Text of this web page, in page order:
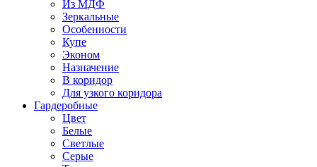
Из МДФ
Зеркальные
Особенности
Купе
Эконом
Назначение
В коридор
Для узкого коридора
Гардеробные
Цвет
Белые
Светлые
Серые